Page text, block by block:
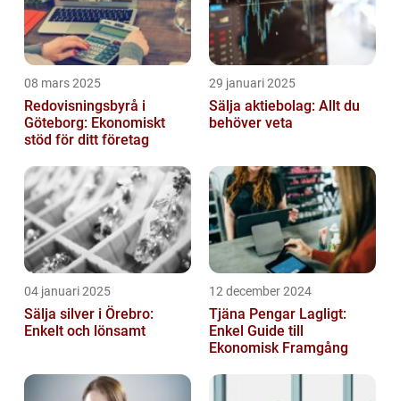
08 mars 2025
Redovisningsbyrå i
Göteborg: Ekonomiskt
stöd för ditt företag
29 januari 2025
Sälja aktiebolag: Allt du
behöver veta
04 januari 2025
Sälja silver i Örebro:
Enkelt och lönsamt
12 december 2024
Tjäna Pengar Lagligt:
Enkel Guide till
Ekonomisk Framgång